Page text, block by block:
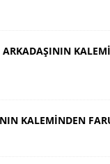
ARKADAŞININ
KALEMİNDEN